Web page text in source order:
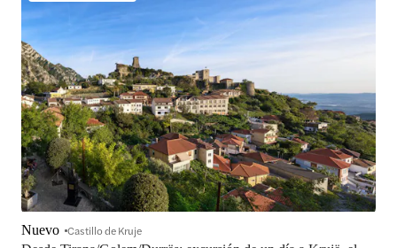
Nuevo Castillo de Kruje